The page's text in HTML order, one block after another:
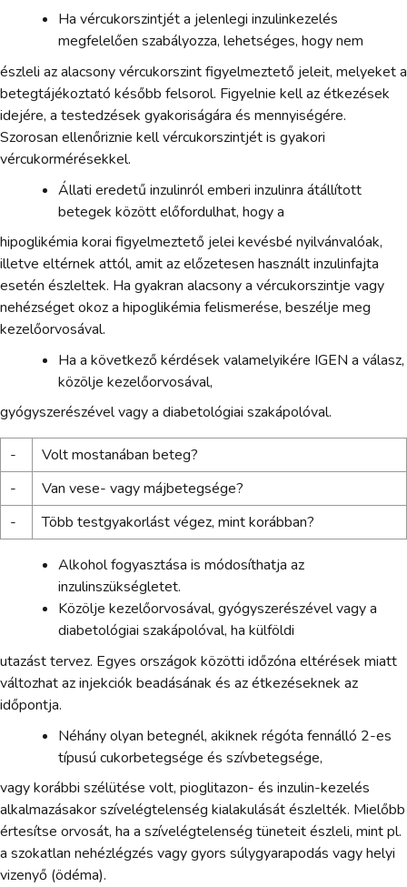
Ha vércukorszintjét a jelenlegi inzulinkezelés
megfelelően szabályozza, lehetséges, hogy nem
észleli az alacsony vércukorszint figyelmeztető jeleit, melyeket a
betegtájékoztató később felsorol. Figyelnie kell az étkezések
idejére, a testedzések gyakoriságára és mennyiségére.
Szorosan ellenőriznie kell vércukorszintjét is gyakori
vércukormérésekkel.
Állati eredetű inzulinról emberi inzulinra átállított
betegek között előfordulhat, hogy a
hipoglikémia korai figyelmeztető jelei kevésbé nyilvánvalóak,
illetve eltérnek attól, amit az előzetesen használt inzulinfajta
esetén észleltek. Ha gyakran alacsony a vércukorszintje vagy
nehézséget okoz a hipoglikémia felismerése, beszélje meg
kezelőorvosával.
Ha a következő kérdések valamelyikére IGEN a válasz,
közölje kezelőorvosával,
gyógyszerészével vagy a diabetológiai szakápolóval.
-
Volt mostanában beteg?
-
Van vese- vagy májbetegsége?
-
Több testgyakorlást végez, mint korábban?
Alkohol fogyasztása is módosíthatja az
inzulinszükségletet.
Közölje kezelőorvosával, gyógyszerészével vagy a
diabetológiai szakápolóval, ha külföldi
utazást tervez. Egyes országok közötti időzóna eltérések miatt
változhat az injekciók beadásának és az étkezéseknek az
időpontja.
Néhány olyan betegnél, akiknek régóta fennálló 2-es
típusú cukorbetegsége és szívbetegsége,
vagy korábbi szélütése volt, pioglitazon- és inzulin-kezelés
alkalmazásakor szívelégtelenség kialakulását észlelték. Mielőbb
értesítse orvosát, ha a szívelégtelenség tüneteit észleli, mint pl.
a szokatlan nehézlégzés vagy gyors súlygyarapodás vagy helyi
vizenyő (ödéma).